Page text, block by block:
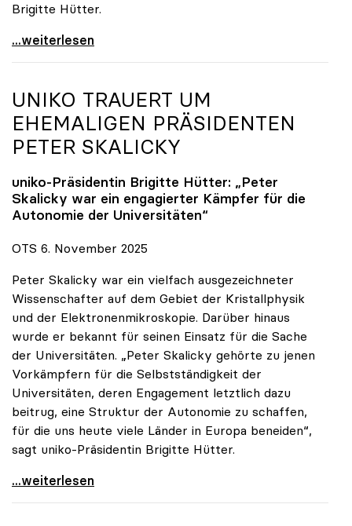
Brigitte Hütter.
„Deplatzierte Kampagne“: uniko irritiert über
...weiterlesen
UNIKO TRAUERT UM
EHEMALIGEN PRÄSIDENTEN
PETER SKALICKY
uniko-Präsidentin Brigitte Hütter: „Peter
Skalicky war ein engagierter Kämpfer für die
Autonomie der Universitäten“
OTS 6. November 2025
Peter Skalicky war ein vielfach ausgezeichneter
Wissenschafter auf dem Gebiet der Kristallphysik
und der Elektronenmikroskopie. Darüber hinaus
wurde er bekannt für seinen Einsatz für die Sache
der Universitäten. „Peter Skalicky gehörte zu jenen
Vorkämpfern für die Selbstständigkeit der
Universitäten, deren Engagement letztlich dazu
beitrug, eine Struktur der Autonomie zu schaffen,
für die uns heute viele Länder in Europa beneiden“,
sagt uniko-Präsidentin Brigitte Hütter.
uniko trauert um ehemaligen Präsidenten Peter
...weiterlesen